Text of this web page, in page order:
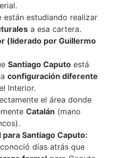
están estudiando realizar
a esa cartera.
(liderado por Guillermo
Santiago Caputo está
configuración diferente
Interior.
el área donde
Catalán (mano
Santiago Caputo:
días atrás que